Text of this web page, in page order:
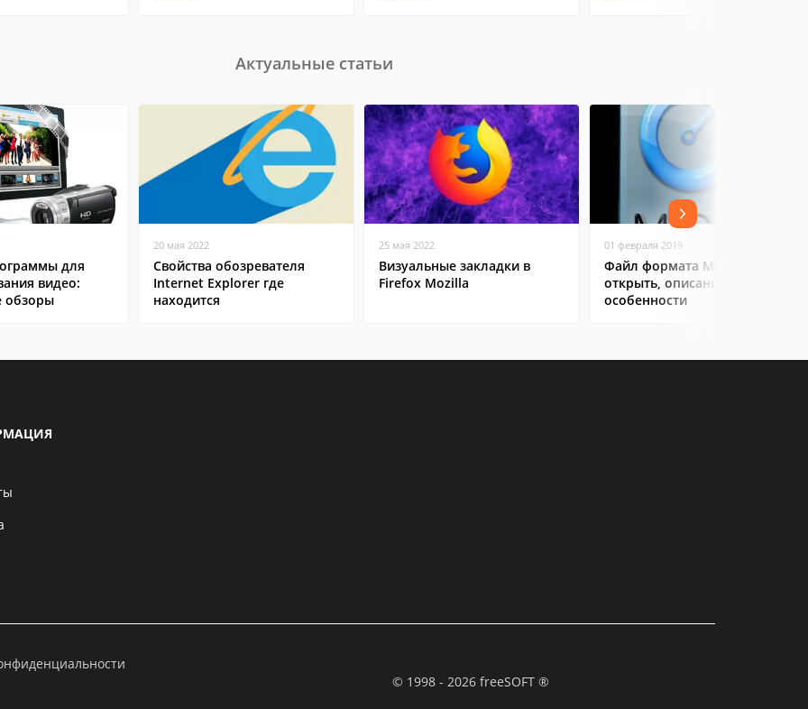
Актуальные статьи
для
видео:
обзоры
20 мая 2022
Свойства обозревателя
Internet Explorer где
находится
25 мая 2022
Визуальные закладки в
Firefox Mozilla
01 февраля 2019
Файл формата MOV: чем
открыть, описание,
особенности
© 1998 - 2026 freeSOFT ®